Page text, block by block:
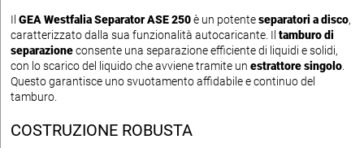
Il GEA Westfalia Separator ASE 250è un potenteseparatori a disco,
caratterizzato dalla sua funzionalità autocaricante. Il tamburo di
separazioneconsente una separazione efficiente di liquidi e solidi,
con lo scarico del liquido che avviene tramite un estrattore singolo
Questo garantisce uno svuotamento affidabile e continuo del
tamburo.
COSTRUZIONE ROBUSTA